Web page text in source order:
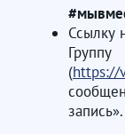
Ссылку
(https://
запись».